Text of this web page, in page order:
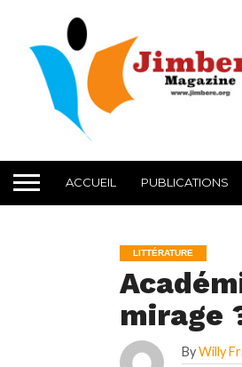
ACCUEIL PUBLICATIONS
LITTÉRATURE
mirage
ByWilly